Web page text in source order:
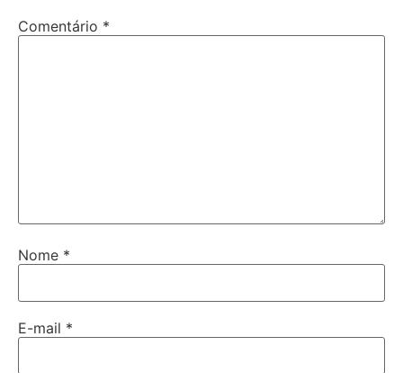
Comentário *
Nome *
E-mail *